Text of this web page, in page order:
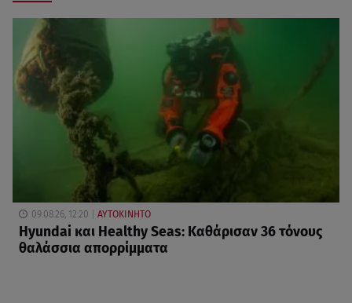
09.08.26, 12:20 ΑΥΤΟΚΙΝΗΤΟ
Hyundai και Healthy Seas: Καθάρισαν 36 τόνους
θαλάσσια απορρίμματα